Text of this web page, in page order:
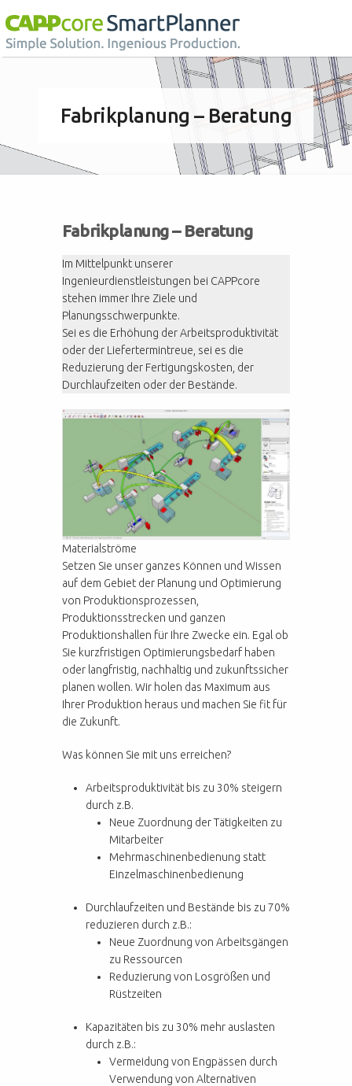
Fabrikplanung – Beratung
Fabrikplanung – Beratung
Im Mittelpunkt unserer
Ingenieurdienstleistungen bei CAPPcore
stehen immer Ihre Ziele und
Planungsschwerpunkte.
Sei es die Erhöhung der Arbeitsproduktivität
oder der Liefertermintreue, sei es die
Reduzierung der Fertigungskosten, der
Durchlaufzeiten oder der Bestände.
Materialströme
Setzen Sie unser ganzes Können und Wissen
auf dem Gebiet der Planung und Optimierung
von Produktionsprozessen,
Produktionsstrecken und ganzen
Produktionshallen für Ihre Zwecke ein. Egal ob
Sie kurzfristigen Optimierungsbedarf haben
oder langfristig, nachhaltig und zukunftssicher
planen wollen. Wir holen das Maximum aus
Ihrer Produktion heraus und machen Sie fit für
die Zukunft.
Was können Sie mit uns erreichen?
Arbeitsproduktivität bis zu 30% steigern
durch z.B.
Neue Zuordnung der Tätigkeiten zu
Mitarbeiter
Mehrmaschinenbedienung statt
Einzelmaschinenbedienung
Durchlaufzeiten und Bestände bis zu 70%
reduzieren durch z.B.:
Neue Zuordnung von Arbeitsgängen
zu Ressourcen
Reduzierung von Losgrößen und
Rüstzeiten
Kapazitäten bis zu 30% mehr auslasten
durch z.B.:
Vermeidung von Engpässen durch
Verwendung von Alternativen